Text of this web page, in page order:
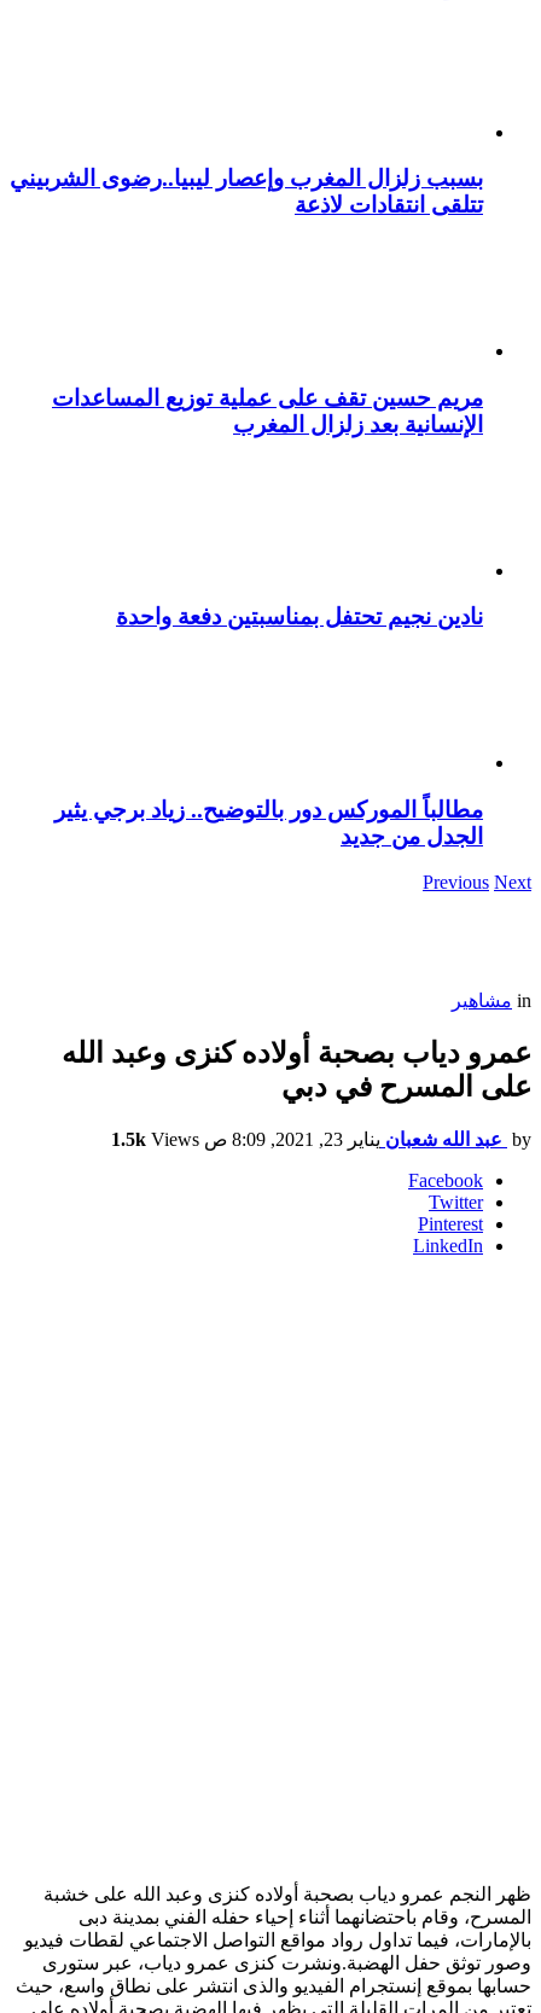
بسبب زلزال المغرب وإعصار ليبيا..رضوى الشربيني
تتلقى انتقادات لاذعة
مريم حسين تقف على عملية توزيع المساعدات
الإنسانية بعد زلزال المغرب
نادين نجيم تحتفل بمناسبتين دفعة واحدة
مطالباً الموركس دور بالتوضيح.. زياد برجي يثير
الجدل من جديد
Previous Next
in مشاهير
عمرو دياب بصحبة أولاده كنزى وعبد الله
على المسرح في دبي
by عبد الله شعبان يناير 23, 2021, 8:09 ص 1.5k Views
Facebook
Twitter
Pinterest
LinkedIn
ظهر النجم عمرو دياب بصحبة أولاده كنزى وعبد الله على خشبة
المسرح، وقام باحتضانهما أثناء إحياء حفله الفني بمدينة دبى
بالإمارات، فيما تداول رواد مواقع التواصل الاجتماعي لقطات فيديو
وصور توثق حفل الهضبة.ونشرت كنزى عمرو دياب، عبر ستورى
حسابها بموقع إنستجرام الفيديو والذى انتشر على نطاق واسع، حيث